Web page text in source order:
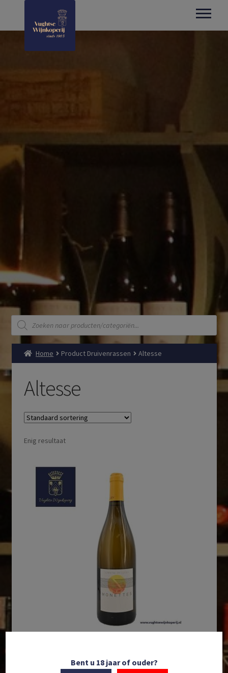
Producten
zoeken
Home Product Druivenrassen Altesse
Altesse
Enig resultaat
Bent u 18 jaar of ouder?